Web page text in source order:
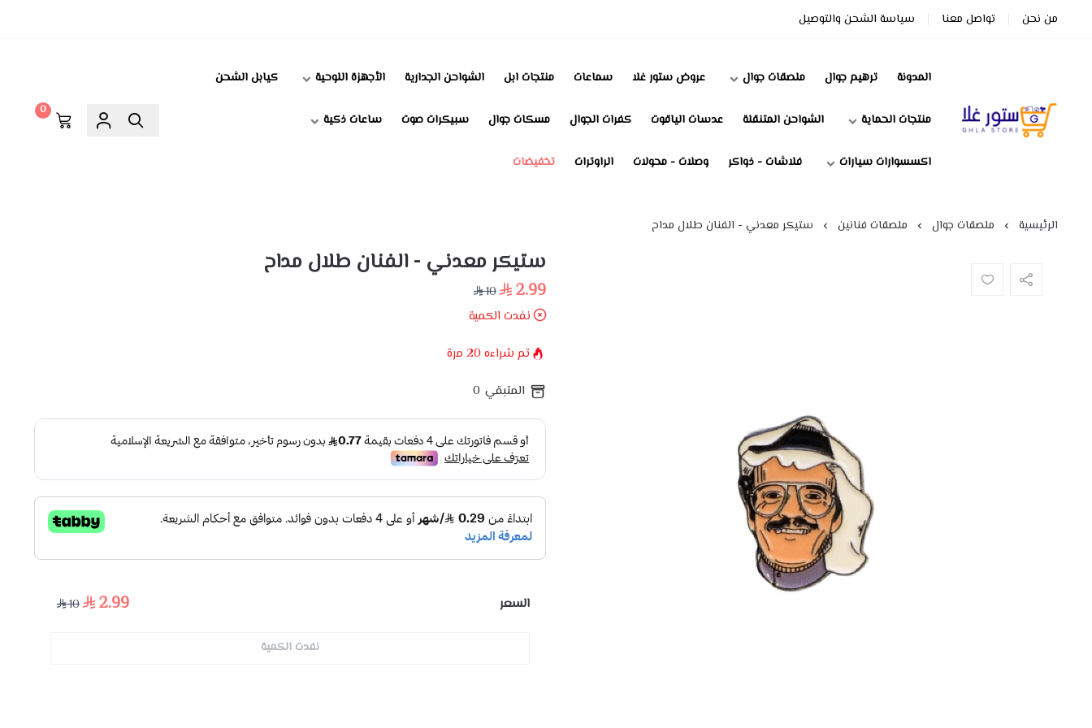
من نحن تواصل معنا سياسة الشحن والتوصيل
ستور غلا
المدونة ترهيم جوال ملصقات جوال عروض ستور غلا سماعات منتجات ابل الشواحن الجدارية الأجهزة اللوحية كيابل الشحن
منتجات الحماية الشواحن المتنقلة عدسات الياقوت كفرات الجوال مسكات جوال سبيكرات صوت ساعات ذكية
اكسسوارات سيارات فلاشات - ذواكر وصلات - محولات الراوترات تخفيضات
0
الرئيسية ملصقات جوال ملصقات فنانين ستيكر معدني - الفنان طلال مداح
ستيكر معدني - الفنان طلال مداح
2.99
10
نفدت الكمية
تم شراءه 20 مرة
المتبقي 0
السعر 2.99
10
نفدت الكمية